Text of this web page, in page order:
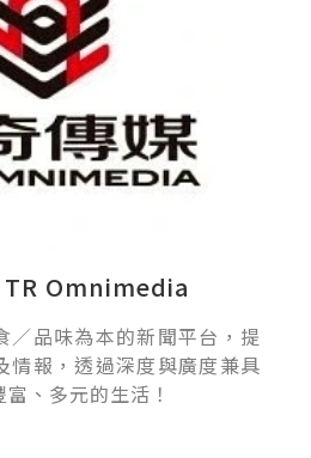
TR Omnimedia
／品味為本的新聞平台，提
情報，透過深度與廣度兼具
、多元的生活！